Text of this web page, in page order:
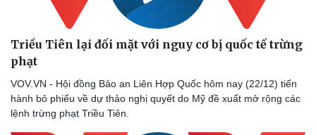
Triều Tiên lại đối mặt với nguy cơ bị quốc tế trừng
phạt
VOV.VN - Hội đồng Bảo an Liên Hợp Quốc hôm nay (22/12) tiến
hành bỏ phiếu về dự thảo nghị quyết do Mỹ đề xuất mở rộng các
lệnh trừng phạt Triều Tiên.